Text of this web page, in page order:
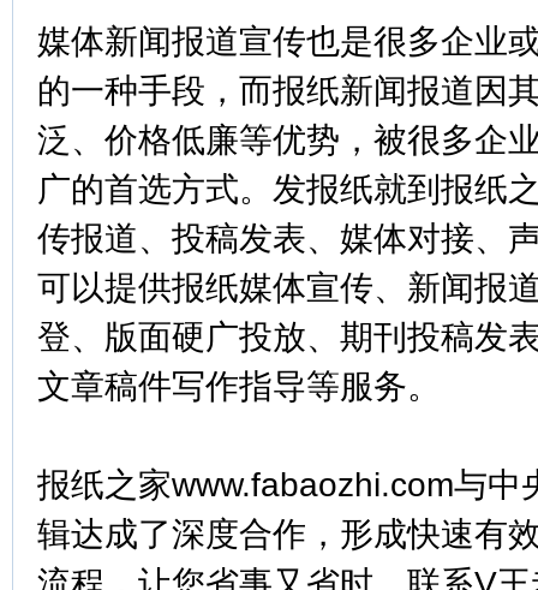
媒体新闻报道宣传也是很多企业
的一种手段，而报纸新闻报道因
泛、价格低廉等优势，被很多企
广的首选方式。发报纸就到报纸
传报道、投稿发表、媒体对接、
可以提供报纸媒体宣传、新闻报
登、版面硬广投放、期刊投稿发
文章稿件写作指导等服务。
报纸之家www.fabaozhi.com与中
辑达成了深度合作，形成快速有